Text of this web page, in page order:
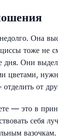
Она
тоже не
дня. Они
цветами,
от
— это в
себя